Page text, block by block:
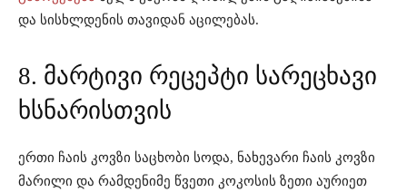
და სისხლდენის თავიდან აცილებას.
8. მარტივი რეცეპტი სარეცხავი
ხსნარისთვის
ერთი ჩაის კოვზი საცხობი სოდა, ნახევარი ჩაის კოვზი
მარილი და რამდენიმე წვეთი კოკოსის ზეთი აურიეთ